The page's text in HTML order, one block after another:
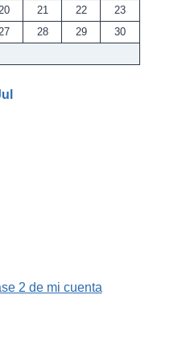
21 22
23
28 29
30
2 de mi cuenta